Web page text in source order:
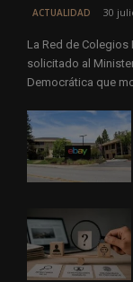
ACTUALIDAD 30
La Red de
solicitado al
Democrática que